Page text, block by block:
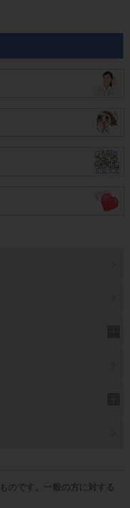
のです。一般の方に対する